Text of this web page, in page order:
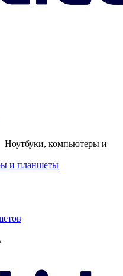
Ноутбуки, компьютеры и
и планшеты